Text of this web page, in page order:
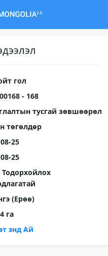
гол
- 168
тусгай зөвшөөрөл
төгөлдөр
25
25
Тодорхойлох
(Ерөө)
га
энд Ай